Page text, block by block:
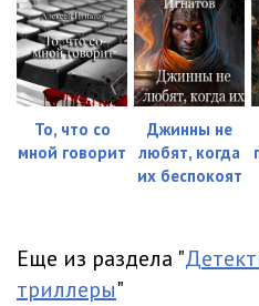
То, что со
мной говорит
Джинны не
любят, когда
их беспокоят
Еще из раздела "
триллеры"